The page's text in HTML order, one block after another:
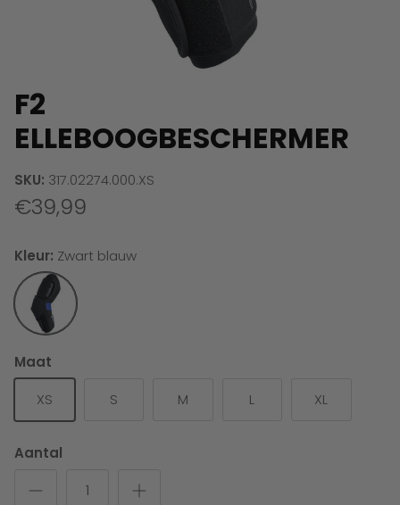
F2
ELLEBOOGBESCHERMER
SKU: 317.02274.000.XS
€39,99
Kleur: Zwart blauw
Maat
XS S M L XL
Aantal